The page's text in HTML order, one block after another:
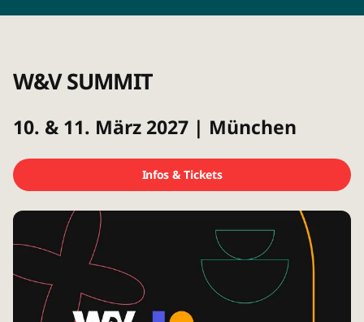
W&V SUMMIT
10. & 11. März 2027 | München
Infos & Tickets